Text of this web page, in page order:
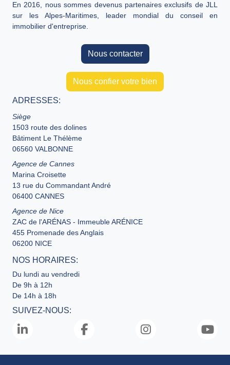
En 2016, nous sommes devenus partenaires exclusifs de JLL
sur les Alpes-Maritimes, leader mondial du conseil en
immobilier d'entreprise.
Nous contacter
Nous confier votre bien
ADRESSES:
Siège
1503 route des dolines
Bâtiment Le Thélème
06560 VALBONNE
Agence de Cannes
Marina Croisette
13 rue du Commandant André
06400 CANNES
Agence de Nice
ZAC de l'ARÉNAS - Immeuble ARÉNICE
455 Promenade des Anglais
06200 NICE
NOS HORAIRES:
Du lundi au vendredi
De 9h à 12h
De 14h à 18h
SUIVEZ-NOUS: